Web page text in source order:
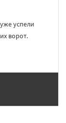
успели
ворот.